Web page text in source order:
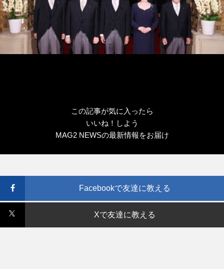
この記事が気に入ったら
いいね！しよう
MAG2 NEWSの最新情報をお届け
Facebookで友達に教える
Xで友達に教える